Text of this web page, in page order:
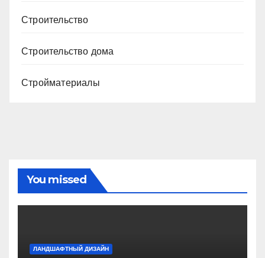
Строительство
Строительство дома
Стройматериалы
You missed
ЛАНДШАФТНЫЙ ДИЗАЙН